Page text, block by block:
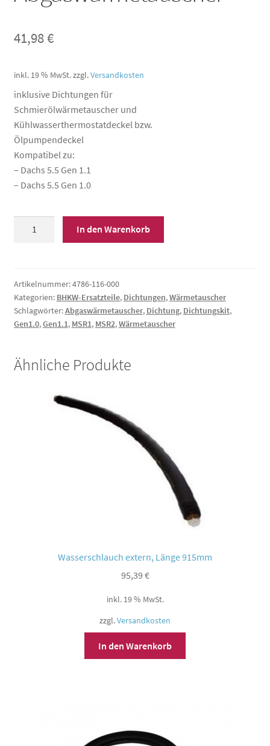
41,98€
inkl. 19 % MwSt.zzgl.Versandkosten
inklusive Dichtungen für
Schmierölwärmetauscher und
Kühlwasserthermostatdeckel bzw.
Ölpumpendeckel
Kompatibel zu:
– Dachs 5.5 Gen 1.1
– Dachs 5.5 Gen 1.0
In den Warenkorb
Artikelnummer:4786-116-000
Kategorien: BHKW-Ersatzteile, Dichtungen,Wärmetauscher
Schlagwörter:Abgaswärmetauscher, Dichtung, Dichtungskit,
Gen1.0,Gen1.1, MSR1, MSR2,Wärmetauscher
Ähnliche Produkte
Wasserschlauch extern, Länge 915mm
95,39 €
inkl. 19 % MwSt.
zzgl.Versandkosten
In den Warenkorb